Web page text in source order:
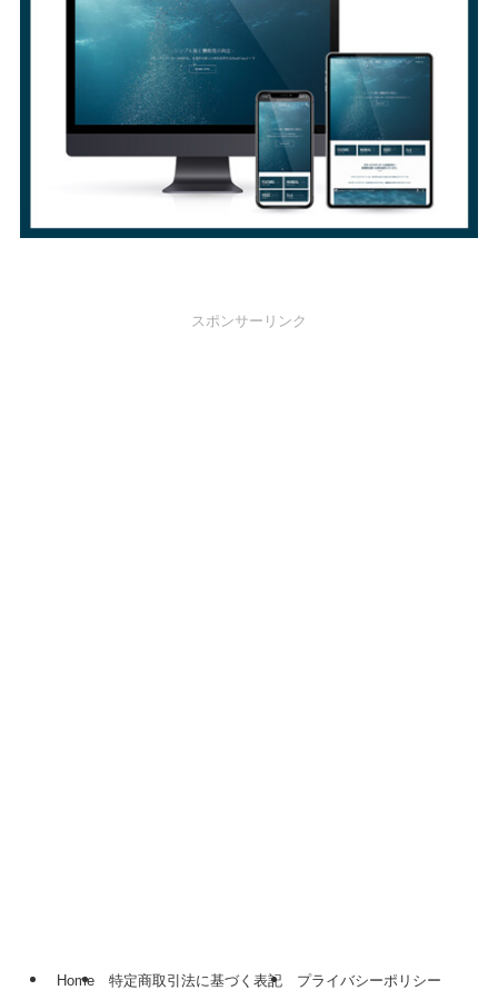
スポンサーリンク
Home 特定商取引法に基づく表記 プライバシーポリシー